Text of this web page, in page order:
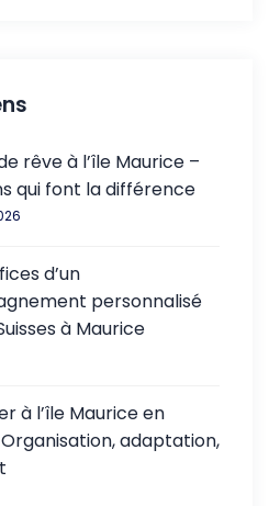
rêve à l’île Maurice –
qui font la différence
d’un
personnalisé
à Maurice
à l’île Maurice en
adaptation,